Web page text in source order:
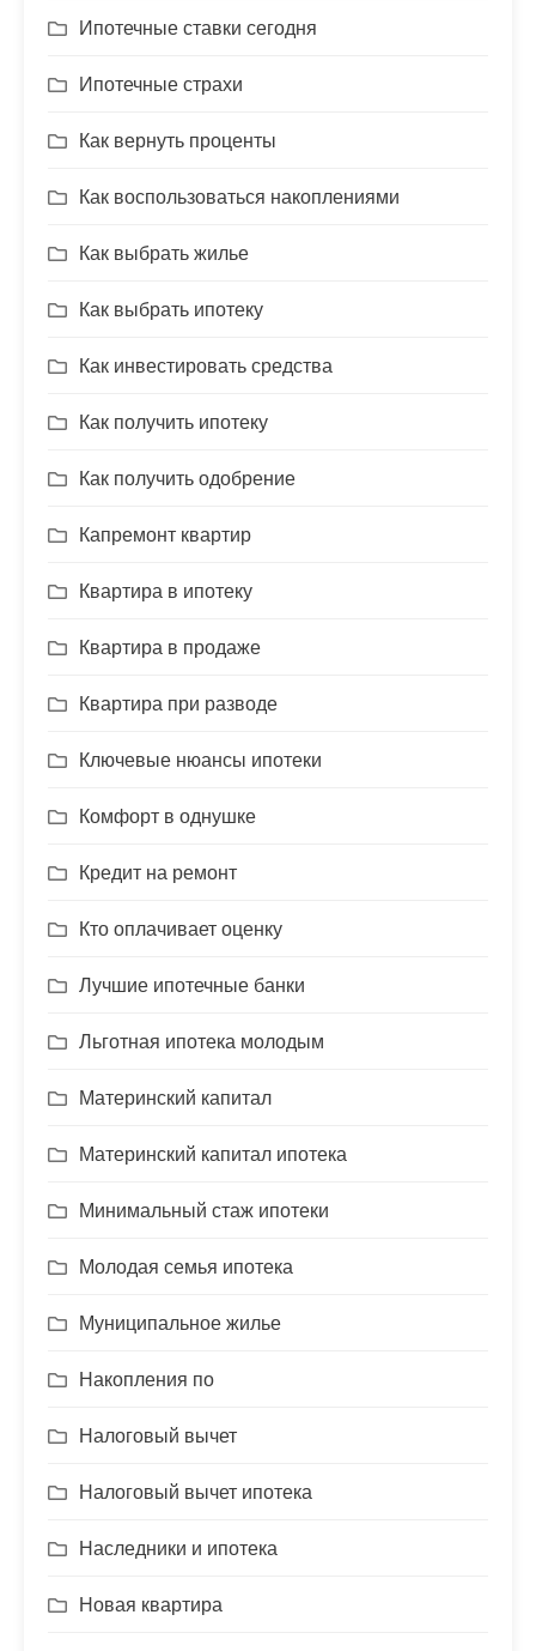
Ипотечные ставки сегодня
Ипотечные страхи
Как вернуть проценты
Как воспользоваться накоплениями
Как выбрать жилье
Как выбрать ипотеку
Как инвестировать средства
Как получить ипотеку
Как получить одобрение
Капремонт квартир
Квартира в ипотеку
Квартира в продаже
Квартира при разводе
Ключевые нюансы ипотеки
Комфорт в однушке
Кредит на ремонт
Кто оплачивает оценку
Лучшие ипотечные банки
Льготная ипотека молодым
Материнский капитал
Материнский капитал ипотека
Минимальный стаж ипотеки
Молодая семья ипотека
Муниципальное жилье
Накопления по
Налоговый вычет
Налоговый вычет ипотека
Наследники и ипотека
Новая квартира